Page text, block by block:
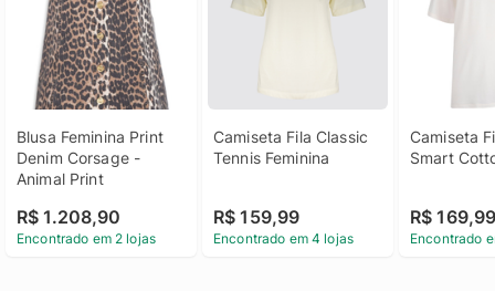
Blusa Feminina Print
Denim Corsage -
Animal Print
R$ 1.208,90
Encontrado em 2 lojas
Camiseta Fila Classic
Tennis Feminina
R$ 159,99
Encontrado em 4 lojas
Camiseta
Smart
R$
Encontrado